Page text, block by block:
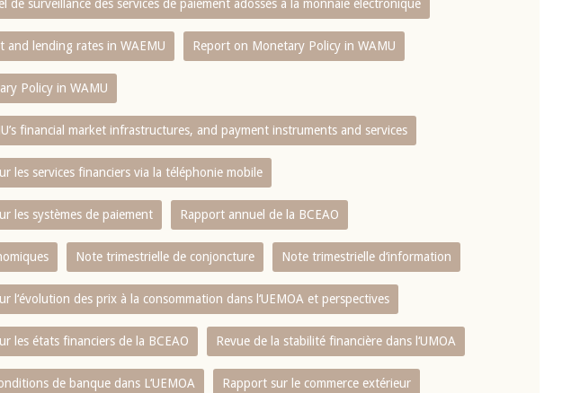
de surveillance des services de paiement adossés à la monnaie électronique
and lending rates in WAEMU Report on Monetary Policy in WAMU
Policy in WAMU
financial market infrastructures, and payment instruments and services
les services financiers via la téléphonie mobile
les systèmes de paiement Rapport annuel de la BCEAO
Note trimestrielle de conjoncture Note trimestrielle d‘information
l‘évolution des prix à la consommation dans l‘UEMOA et perspectives
les états financiers de la BCEAO Revue de la stabilité financière dans l‘UMOA
de banque dans L‘UEMOA Rapport sur le commerce extérieur
22 juillet 2026
Mot introductif du Gouverneur Jean-
Claude Kassi BROU lors de la cérémonie
de présentation du rapport annuel 2025
de la BCEAO
10 juin 2026
juin 2026, prononcée par son Président
Monsieur Jean-Claude Kassi BROU